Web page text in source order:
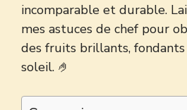
incomparable et durable.
mes astuces de chef pour
des fruits brillants,
soleil. 🤌